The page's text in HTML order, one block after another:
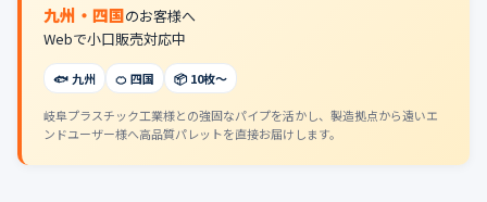
九州・四国のお客様へ
Webで小口販売対応中
🐟 九州 🍊 四国 📦 10枚〜
岐阜プラスチック工業様との強固なパイプを活かし、製造拠点から遠いエ
ンドユーザー様へ高品質パレットを直接お届けします。